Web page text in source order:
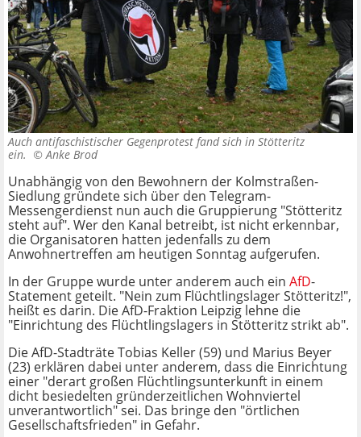
Auch antifaschistischer Gegenprotest fand sich in Stötteritz
ein. ©Anke Brod
Unabhängig von den Bewohnern der Kolmstraßen-
Siedlung gründete sich über den Telegram-
Messengerdienst nun auch die Gruppierung "Stötteritz
steht auf". Wer den Kanal betreibt, ist nicht erkennbar,
die Organisatoren hatten jedenfalls zu dem
Anwohnertreffen am heutigen Sonntag aufgerufen.
In der Gruppe wurde unter anderem auch ein AfD-
Statement geteilt. "Nein zum Flüchtlingslager Stötteritz!",
heißt es darin. Die AfD-Fraktion Leipzig lehne die
"Einrichtung des Flüchtlingslagers in Stötteritz strikt ab".
Die AfD-Stadträte Tobias Keller (59) und Marius Beyer
(23) erklären dabei unter anderem, dass die Einrichtung
einer "derart großen Flüchtlingsunterkunft in einem
dicht besiedelten gründerzeitlichen Wohnviertel
unverantwortlich" sei. Das bringe den "örtlichen
Gesellschaftsfrieden" in Gefahr.